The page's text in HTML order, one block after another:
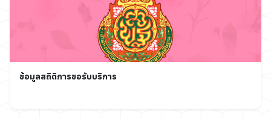
ข้อมูลสถิติการขอรับบริการ